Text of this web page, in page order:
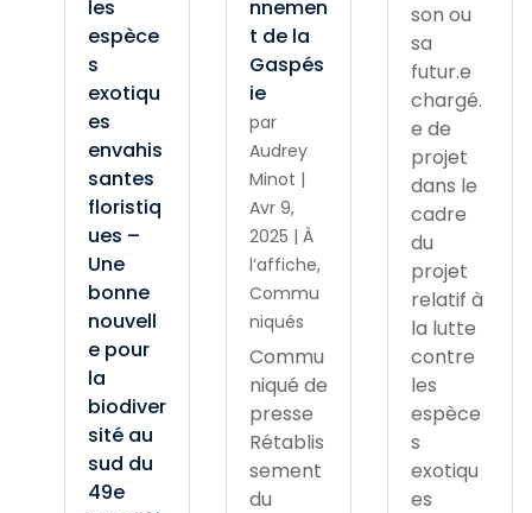
les
espèce
s
exotiqu
es
envahis
santes
floristiq
ues –
Une
bonne
nouvell
e pour
la
biodiver
sité au
sud du
49e
nnemen
t de la
Gaspés
ie
par
Audrey
Minot |
Avr 9,
2025 | À
l’affiche,
Commu
niqués
Commu
niqué de
presse
Rétablis
sement
du
son ou
sa
futur.e
chargé.
e de
projet
dans le
cadre
du
projet
relatif à
la lutte
contre
les
espèce
s
exotiqu
es